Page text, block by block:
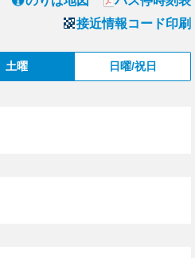
接近情報コード印刷
土曜 日曜/祝日